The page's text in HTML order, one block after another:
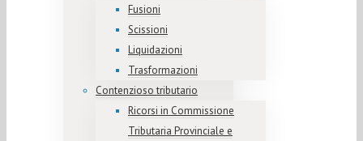
Fusioni
Scissioni
Liquidazioni
Trasformazioni
Contenzioso tributario
Ricorsi in Commissione
Tributaria Provinciale e